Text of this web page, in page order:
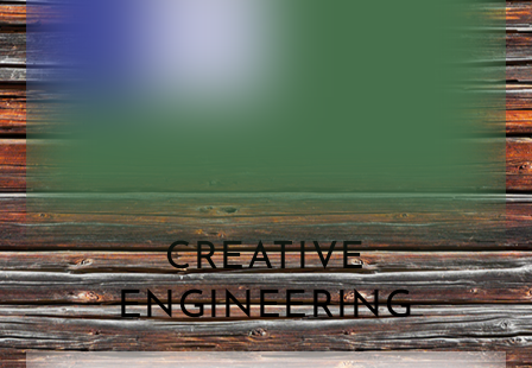
CREATIVE
ENGINEERING